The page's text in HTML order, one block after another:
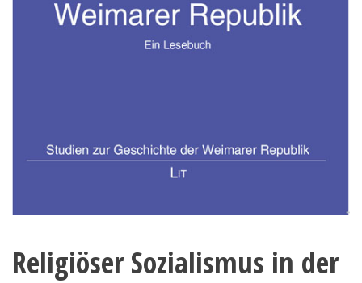
Religiöser Sozialismus in der